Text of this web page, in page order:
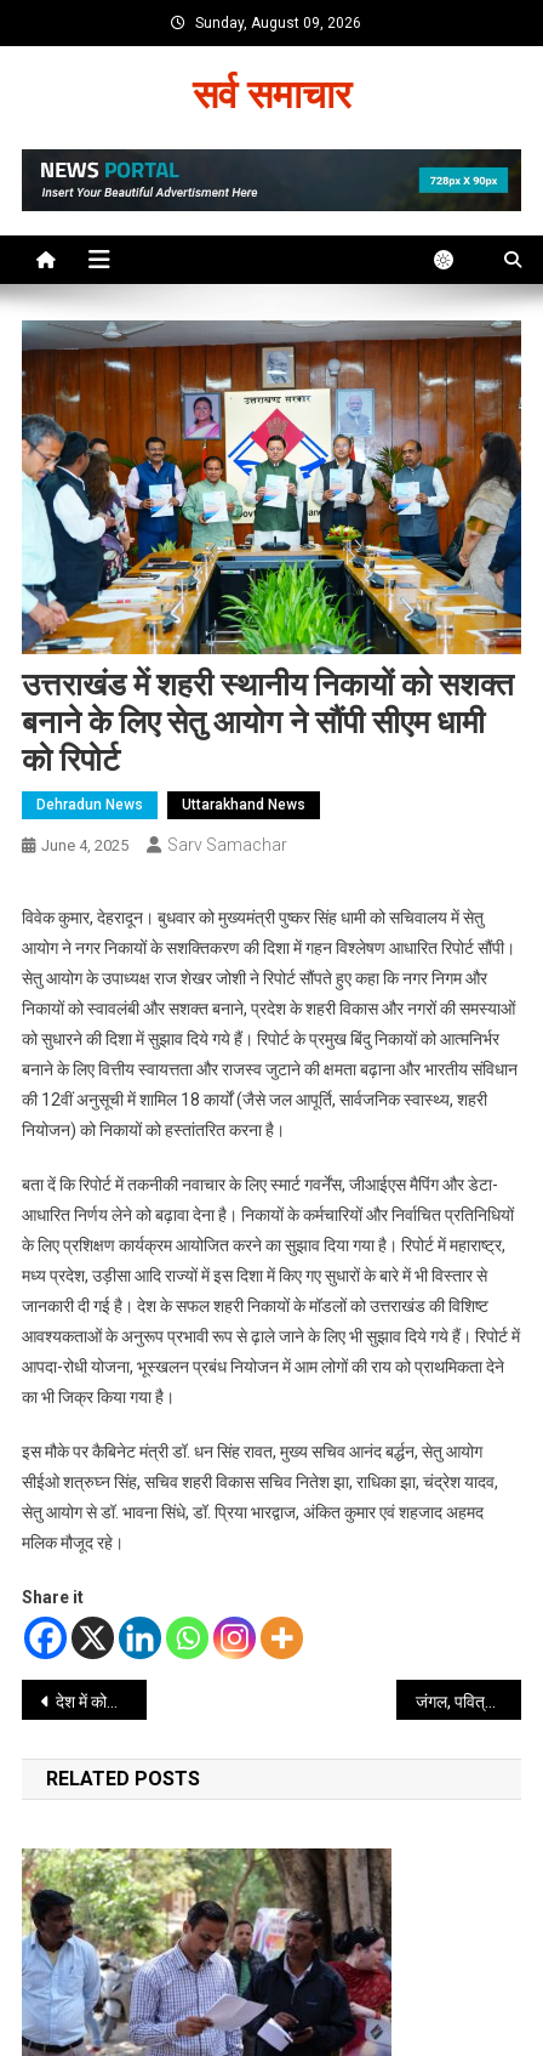
to
Sunday, August 09, 2026
सर्व समाचार
उत्तराखंड में शहरी स्थानीय निकायों को सशक्त
बनाने के लिए सेतु आयोग ने सौंपी सीएम धामी
को रिपोर्ट
Dehradun News Uttarakhand News
June 4, 2025 Sarv Samachar
विवेक कुमार, देहरादून। बुधवार को मुख्यमंत्री पुष्कर सिंह धामी को सचिवालय में सेतु
आयोग ने नगर निकायों के सशक्तिकरण की दिशा में गहन विश्लेषण आधारित रिपोर्ट सौंपी।
सेतु आयोग के उपाध्यक्ष राज शेखर जोशी ने रिपोर्ट सौंपते हुए कहा कि नगर निगम और
निकायों को स्वावलंबी और सशक्त बनाने, प्रदेश के शहरी विकास और नगरों की समस्याओं
को सुधारने की दिशा में सुझाव दिये गये हैं। रिपोर्ट के प्रमुख बिंदु निकायों को आत्मनिर्भर
बनाने के लिए वित्तीय स्वायत्तता और राजस्व जुटाने की क्षमता बढ़ाना और भारतीय संविधान
की 12वीं अनुसूची में शामिल 18 कार्यों (जैसे जल आपूर्ति, सार्वजनिक स्वास्थ्य, शहरी
नियोजन) को निकायों को हस्तांतरित करना है।
बता दें कि रिपोर्ट में तकनीकी नवाचार के लिए स्मार्ट गवर्नेंस, जीआईएस मैपिंग और डेटा-
आधारित निर्णय लेने को बढ़ावा देना है। निकायों के कर्मचारियों और निर्वाचित प्रतिनिधियों
के लिए प्रशिक्षण कार्यक्रम आयोजित करने का सुझाव दिया गया है। रिपोर्ट में महाराष्ट्र,
मध्य प्रदेश, उड़ीसा आदि राज्यों में इस दिशा में किए गए सुधारों के बारे में भी विस्तार से
जानकारी दी गई है। देश के सफल शहरी निकायों के मॉडलों को उत्तराखंड की विशिष्ट
आवश्यकताओं के अनुरूप प्रभावी रूप से ढ़ाले जाने के लिए भी सुझाव दिये गये हैं। रिपोर्ट में
आपदा-रोधी योजना, भूस्खलन प्रबंध नियोजन में आम लोगों की राय को प्राथमिकता देने
का भी जिक्र किया गया है।
इस मौके पर कैबिनेट मंत्री डॉ. धन सिंह रावत, मुख्य सचिव आनंद बर्द्धन, सेतु आयोग
सीईओ शत्रुघ्न सिंह, सचिव शहरी विकास सचिव नितेश झा, राधिका झा, चंद्रेश यादव,
सेतु आयोग से डॉ. भावना सिंधे, डॉ. प्रिया भारद्वाज, अंकित कुमार एवं शहजाद अहमद
मलिक मौजूद रहे।
Share it
Post
navigation
देश में कोविड – 19 के बढ़ते मामलों को देखते हुए उत्तराखंड की धामी सरकार ने जारी को एडवाइजरी
RELATED POSTS